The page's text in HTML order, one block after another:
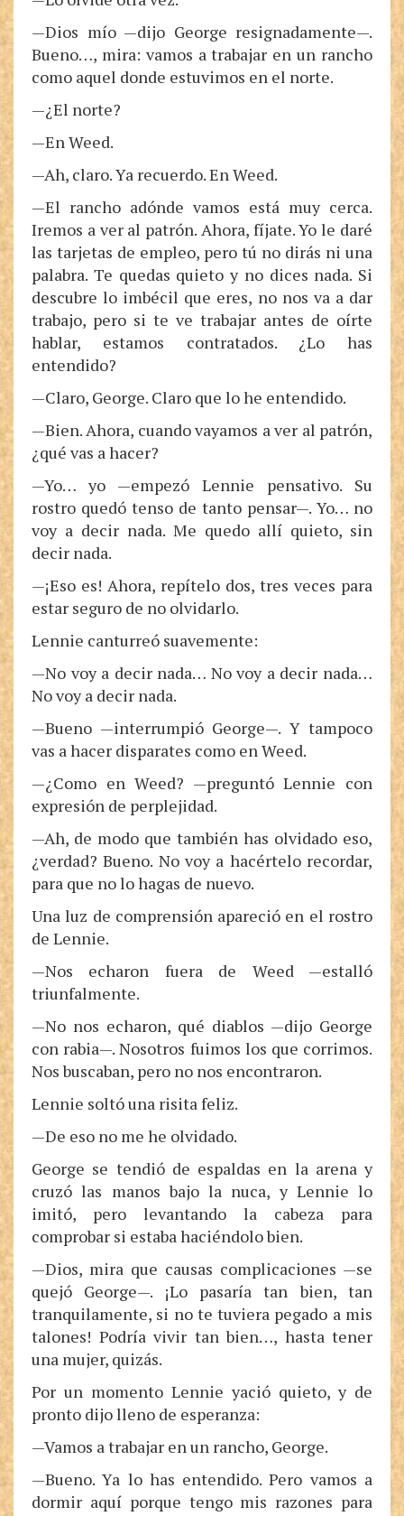
—Dios mío —dijo George resignadamente—.
Bueno…, mira: vamos a trabajar en un rancho
como aquel donde estuvimos en el norte.
—¿El norte?
—En Weed.
—Ah, claro. Ya recuerdo. En Weed.
—El rancho adónde vamos está muy cerca.
Iremos a ver al patrón. Ahora, fíjate. Yo le daré
las tarjetas de empleo, pero tú no dirás ni una
palabra. Te quedas quieto y no dices nada. Si
descubre lo imbécil que eres, no nos va a dar
trabajo, pero si te ve trabajar antes de oírte
hablar, estamos contratados. ¿Lo has
entendido?
—Claro, George. Claro que lo he entendido.
—Bien. Ahora, cuando vayamos a ver al patrón,
¿qué vas a hacer?
—Yo… yo —empezó Lennie pensativo. Su
rostro quedó tenso de tanto pensar—. Yo… no
voy a decir nada. Me quedo allí quieto, sin
decir nada.
—¡Eso es! Ahora, repítelo dos, tres veces para
estar seguro de no olvidarlo.
Lennie canturreó suavemente:
—No voy a decir nada… No voy a decir nada…
No voy a decir nada.
—Bueno —interrumpió George—. Y tampoco
vas a hacer disparates como en Weed.
—¿Como en Weed? —preguntó Lennie con
expresión de perplejidad.
—Ah, de modo que también has olvidado eso,
¿verdad? Bueno. No voy a hacértelo recordar,
para que no lo hagas de nuevo.
Una luz de comprensión apareció en el rostro
de Lennie.
—Nos echaron fuera de Weed —estalló
triunfalmente.
—No nos echaron, qué diablos —dijo George
con rabia—. Nosotros fuimos los que corrimos.
Nos buscaban, pero no nos encontraron.
Lennie soltó una risita feliz.
—De eso no me he olvidado.
George se tendió de espaldas en la arena y
cruzó las manos bajo la nuca, y Lennie lo
imitó, pero levantando la cabeza para
comprobar si estaba haciéndolo bien.
—Dios, mira que causas complicaciones —se
quejó George—. ¡Lo pasaría tan bien, tan
tranquilamente, si no te tuviera pegado a mis
talones! Podría vivir tan bien…, hasta tener
una mujer, quizás.
Por un momento Lennie yació quieto, y de
pronto dijo lleno de esperanza:
—Vamos a trabajar en un rancho, George.
—Bueno. Ya lo has entendido. Pero vamos a
dormir aquí porque tengo mis razones para